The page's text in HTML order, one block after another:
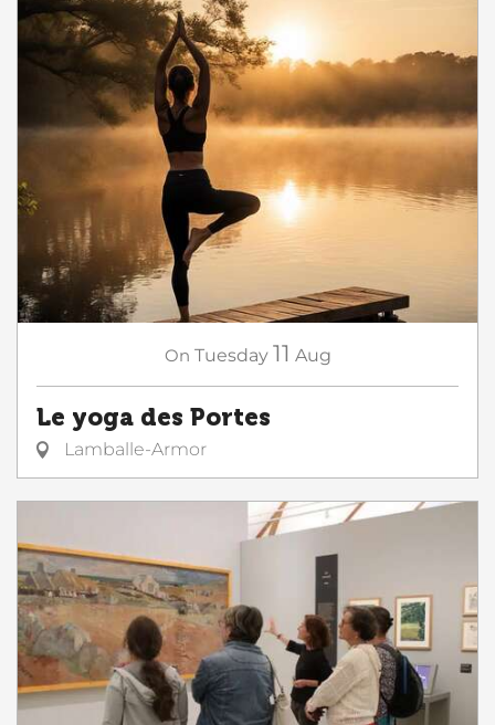
On Tuesday 11 Aug
Le yoga des Portes
Lamballe-Armor